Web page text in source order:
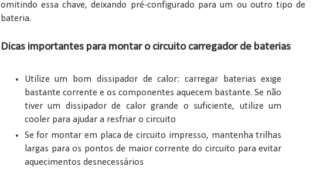
omitindo essa chave, deixando pré-configurado para um ou outro tipo de
bateria.
Dicas importantes para montar o circuito carregador de baterias
Utilize um bom dissipador de calor: carregar baterias exige
bastante corrente e os componentes aquecem bastante. Se não
tiver um dissipador de calor grande o suficiente, utilize um
cooler para ajudar a resfriar o circuito
Se for montar em placa de circuito impresso, mantenha trilhas
largas para os pontos de maior corrente do circuito para evitar
aquecimentos desnecessários